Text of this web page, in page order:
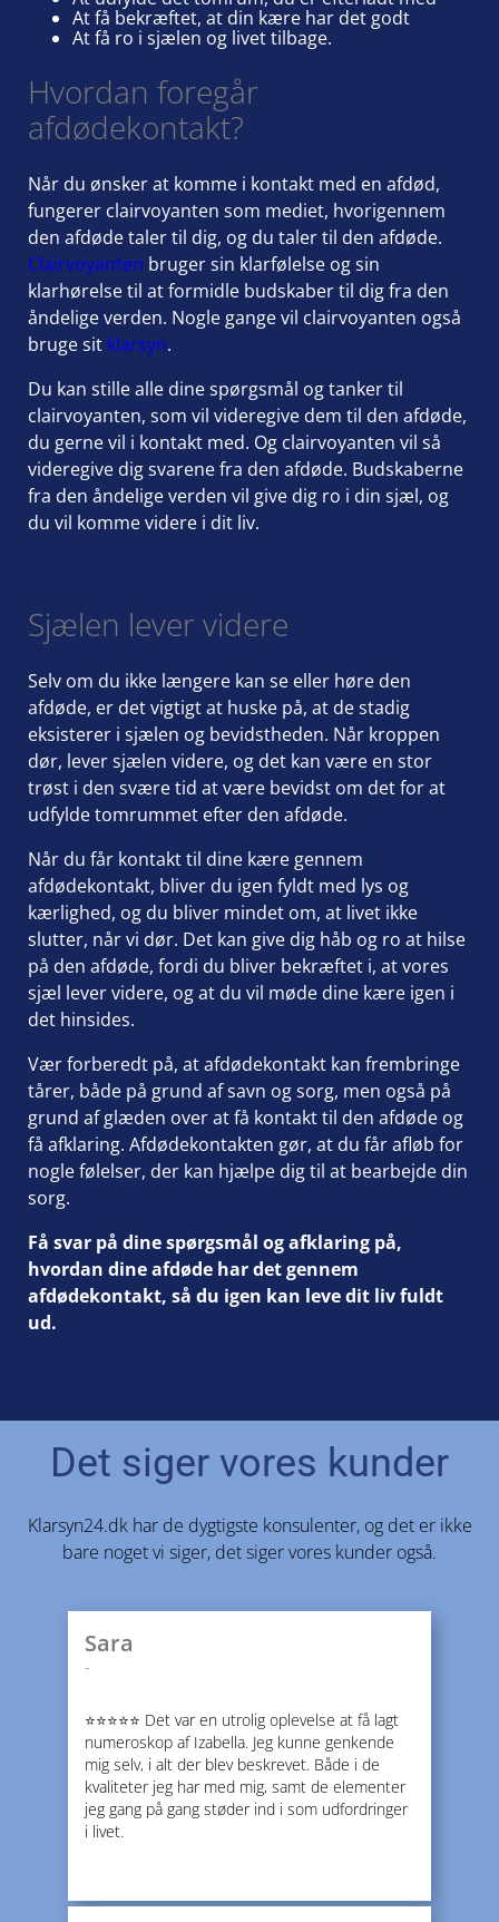
At få bekræftet, at din kære har det godt
At få ro i sjælen og livet tilbage.
Hvordan foregår
afdødekontakt?
Når du ønsker at komme i kontakt med en afdød,
fungerer clairvoyanten som mediet, hvorigennem
den afdøde taler til dig, og du taler til den afdøde.
Clairvoyanten bruger sin klarfølelse og sin
klarhørelse til at formidle budskaber til dig fra den
åndelige verden. Nogle gange vil clairvoyanten også
bruge sit klarsyn.
Du kan stille alle dine spørgsmål og tanker til
clairvoyanten, som vil videregive dem til den afdøde,
du gerne vil i kontakt med. Og clairvoyanten vil så
videregive dig svarene fra den afdøde. Budskaberne
fra den åndelige verden vil give dig ro i din sjæl, og
du vil komme videre i dit liv.
Sjælen lever videre
Selv om du ikke længere kan se eller høre den
afdøde, er det vigtigt at huske på, at de stadig
eksisterer i sjælen og bevidstheden. Når kroppen
dør, lever sjælen videre, og det kan være en stor
trøst i den svære tid at være bevidst om det for at
udfylde tomrummet efter den afdøde.
Når du får kontakt til dine kære gennem
afdødekontakt, bliver du igen fyldt med lys og
kærlighed, og du bliver mindet om, at livet ikke
slutter, når vi dør. Det kan give dig håb og ro at hilse
på den afdøde, fordi du bliver bekræftet i, at vores
sjæl lever videre, og at du vil møde dine kære igen i
det hinsides.
Vær forberedt på, at afdødekontakt kan frembringe
tårer, både på grund af savn og sorg, men også på
grund af glæden over at få kontakt til den afdøde og
få afklaring. Afdødekontakten gør, at du får afløb for
nogle følelser, der kan hjælpe dig til at bearbejde din
sorg.
Få svar på dine spørgsmål og afklaring på,
hvordan dine afdøde har det gennem
afdødekontakt, så du igen kan leve dit liv fuldt
ud.
Det siger vores kunder
Klarsyn24.dk har de dygtigste konsulenter, og det er ikke
bare noget vi siger, det siger vores kunder også.
Sara
-
⭐️⭐️⭐️⭐️⭐️ Det var en utrolig oplevelse at få lagt
numeroskop af Izabella. Jeg kunne genkende
mig selv, i alt der blev beskrevet. Både i de
kvaliteter jeg har med mig, samt de elementer
jeg gang på gang støder ind i som udfordringer
i livet.